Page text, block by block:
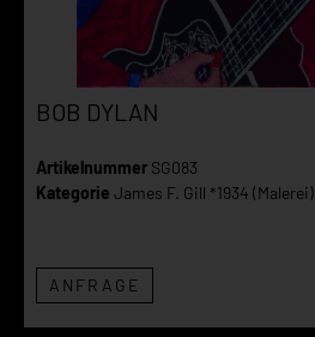
BOB DYLAN
Artikelnummer SG083
Kategorie James F. Gill *1934 (Malerei)
ANFRAGE